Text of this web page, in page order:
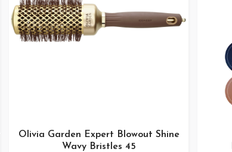
Olivia Garden Expert Blowout Shine
Wavy Bristles 45